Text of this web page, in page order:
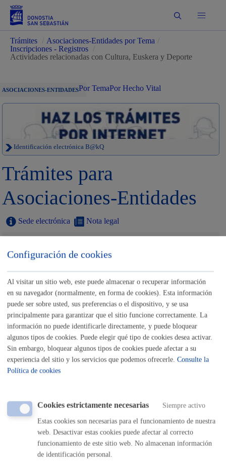
Buscar
Trámites Asociaciones-Entidades por Tema
Inscripciones - Registros
Actividades relacionadas con Cultura, Euskera y Deporte
ASOCIACIONES-ENTIDADESPor TemaPor Hecho Vital
Identificación electrónica B@kQ
Trámites para
Asociaciones-Entidades
Sede electrónica Nota legal
Actividades relacionadas con Cultura,
Euskera y Deporte
Consulta, corrección y traducción de textos breves
ONLINE
PRESENCIAL
Inscripción a conciertos escolares
ONLINE
PRESENCIAL
Configuración de cookies
Al visitar un sitio web, este puede almacenar o recuperar información
en su navegador (normalmente, en forma de cookies). Esta información
puede ser sobre usted, sus preferencias o el dispositivo, y se usa
principalmente para garantizar que el sitio funcione correctamente. La
información no puede identificarle directamente, y puede bloquear
algunos tipos de cookies. Puede elegir qué tipo de cookies desea activar.
Sin embargo, bloquear algunos tipos de cookies puede afectar a su
experiencia del sitio y los servicios que podemos ofrecerle. Consulte la
Política de cookies
Cookies estrictamente necesarias Siempre activo
Estas cookies son necesarias para el funcionamiento de nuestra
web. Desactivar estas cookies puede afectar al correcto
funcionamiento de este sitio web. No almacenan información
de identificación personal.